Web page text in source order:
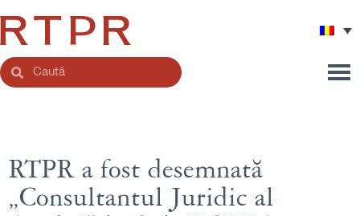
RTPR a fost desemnată
„Consultantul Juridic al